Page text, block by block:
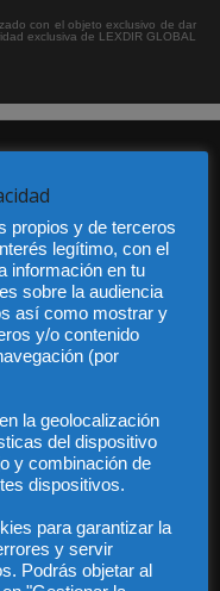
con el objeto exclusivo de dar
exclusiva de LEXDIR GLOBAL
propios y de terceros
legítimo, con el
información en tu
sobre la audiencia
así como mostrar y
y/o contenido
(por
la geolocalización
del dispositivo
y combinación de
dispositivos.
para garantizar la
y servir
Podrás objetar al